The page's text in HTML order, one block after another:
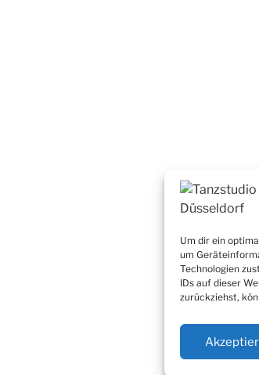
Um dir ein
um
Technologien
IDs auf dieser
zurückziehst,